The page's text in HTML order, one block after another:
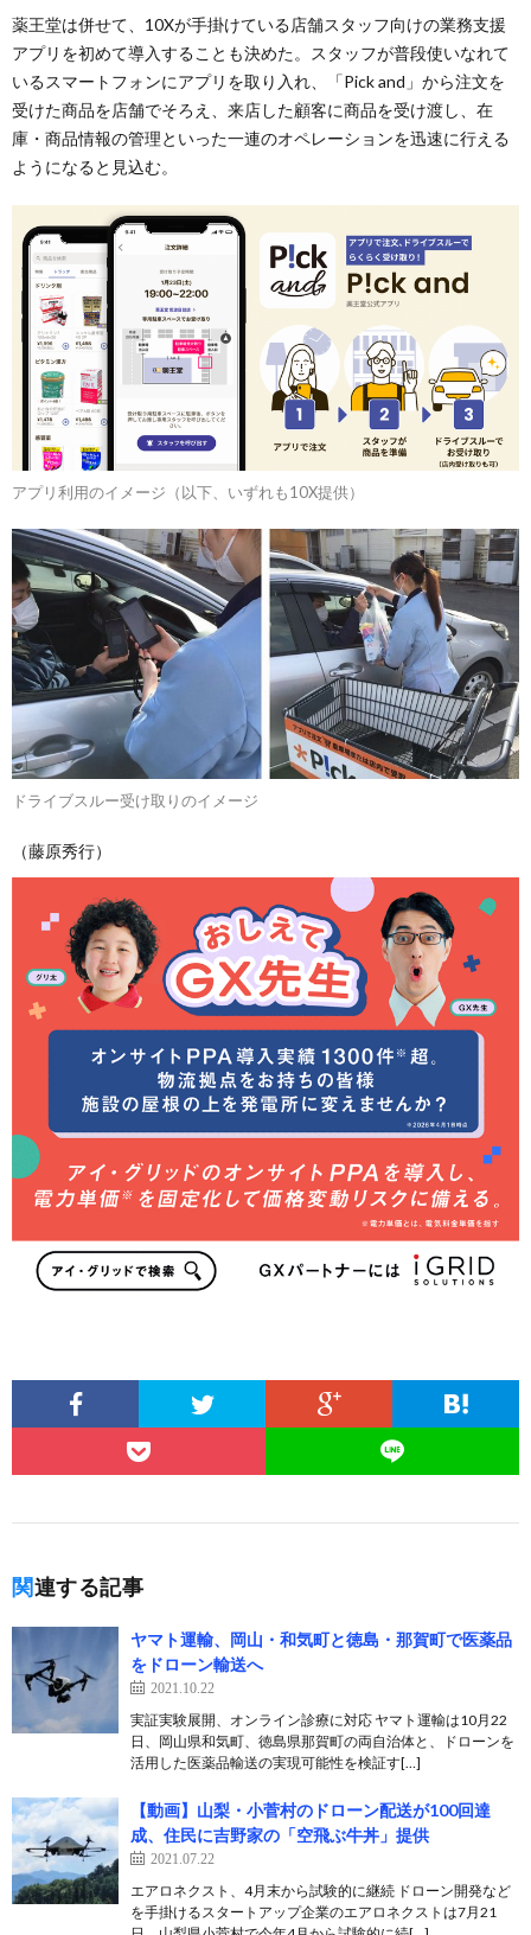
薬王堂は併せて、10Xが手掛けている店舗スタッフ向けの業務支援
アプリを初めて導入することも決めた。スタッフが普段使いなれて
いるスマートフォンにアプリを取り入れ、「Pick and」から注文を
受けた商品を店舗でそろえ、来店した顧客に商品を受け渡し、在
庫・商品情報の管理といった一連のオペレーションを迅速に行える
ようになると見込む。
アプリ利用のイメージ（以下、いずれも10X提供）
ドライブスルー受け取りのイメージ
（藤原秀行）
関連する記事
ヤマト運輸、岡山・和気町と徳島・那賀町で医薬品
をドローン輸送へ
2021.10.22
実証実験展開、オンライン診療に対応 ヤマト運輸は10月22
日、岡山県和気町、徳島県那賀町の両自治体と、ドローンを
活用した医薬品輸送の実現可能性を検証す[…]
【動画】山梨・小菅村のドローン配送が100回達
成、住民に吉野家の「空飛ぶ牛丼」提供
2021.07.22
エアロネクスト、4月末から試験的に継続 ドローン開発など
を手掛けるスタートアップ企業のエアロネクストは7月21